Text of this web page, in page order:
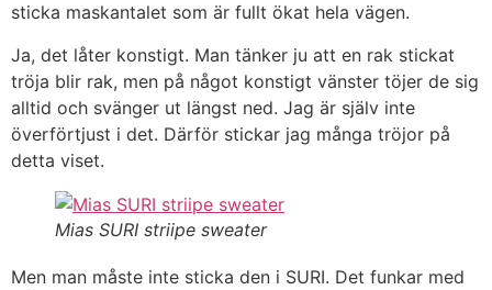
sticka maskantalet som är fullt ökat hela vägen.
Ja, det låter konstigt. Man tänker ju att en rak stickat
tröja blir rak, men på något konstigt vänster töjer de sig
alltid och svänger ut längst ned. Jag är själv inte
överförtjust i det. Därför stickar jag många tröjor på
detta viset.
Mias SURI striipe sweater
Men man måste inte sticka den i SURI. Det funkar med